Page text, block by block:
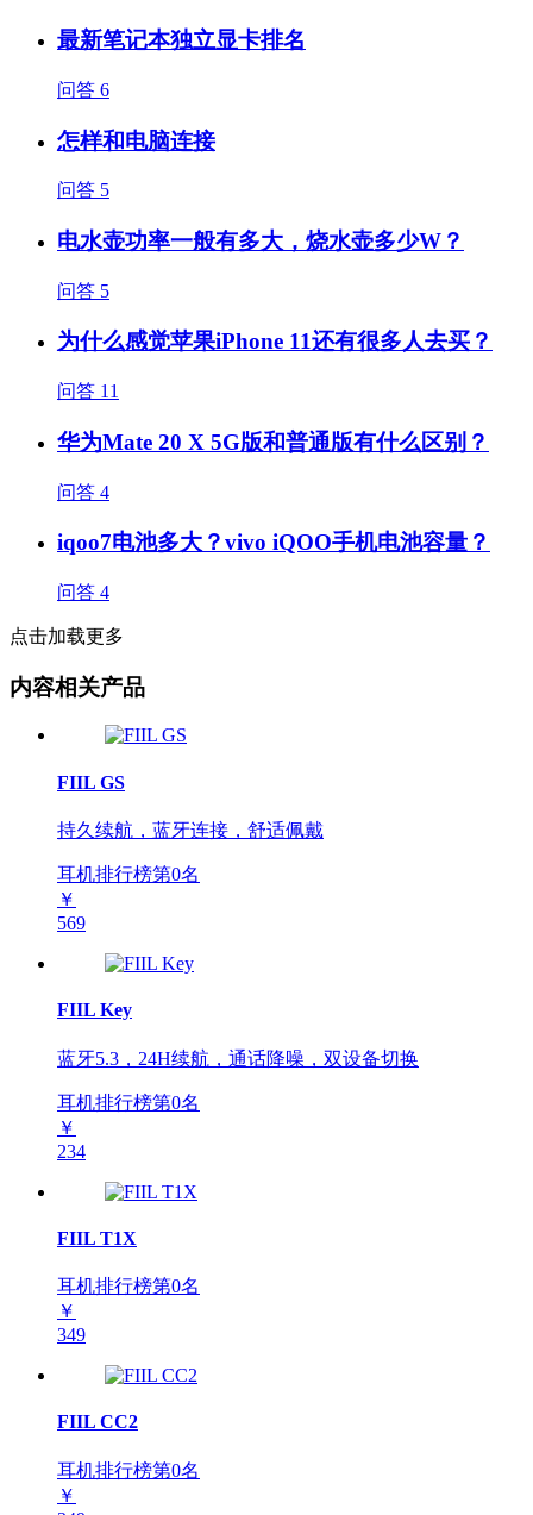
最新笔记本独立显卡排名
问答 6
怎样和电脑连接
问答 5
电水壶功率一般有多大，烧水壶多少W？
问答 5
为什么感觉苹果iPhone 11还有很多人去买？
问答 11
华为Mate 20 X 5G版和普通版有什么区别？
问答 4
iqoo7电池多大？vivo iQOO手机电池容量？
问答 4
点击加载更多
内容相关产品
FIIL GS
持久续航，蓝牙连接，舒适佩戴
耳机排行榜第0名
￥
569
FIIL Key
蓝牙5.3，24H续航，通话降噪，双设备切换
耳机排行榜第0名
￥
234
FIIL T1X
耳机排行榜第0名
￥
349
FIIL CC2
耳机排行榜第0名
￥